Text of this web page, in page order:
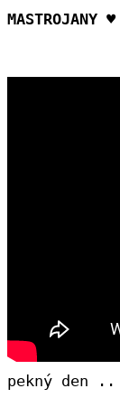
MASTROJANY ♥